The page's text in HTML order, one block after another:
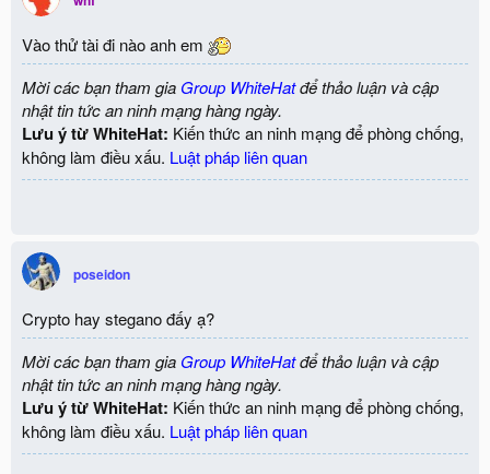
o
s
:
Vào thử tài đi nào anh em
Mời các bạn tham gia Group WhiteHatđể thảo luận và cập
nhật tin tức an ninh mạng hàng ngày.
Lưu ý từ WhiteHat: Kiến thức an ninh mạng để phòng chống,
không làm điều xấu. Luật pháp liên quan
poseidon
Crypto hay stegano đấy ạ?
Mời các bạn tham gia Group WhiteHatđể thảo luận và cập
nhật tin tức an ninh mạng hàng ngày.
Lưu ý từ WhiteHat: Kiến thức an ninh mạng để phòng chống,
không làm điều xấu. Luật pháp liên quan